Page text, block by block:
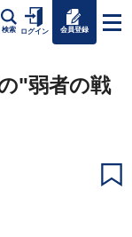
検索 ログイン 会員登録
"弱者の戦